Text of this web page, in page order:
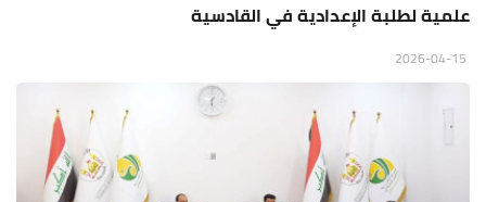
علمية لطلبة الإعدادية في القادسية